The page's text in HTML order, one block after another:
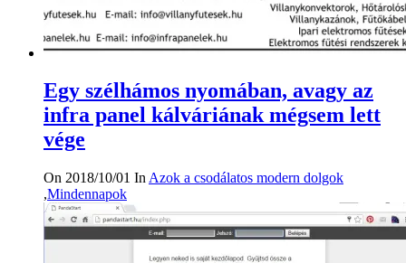
Egy szélhámos nyomában, avagy az
infra panel kálváriának mégsem lett
vége
On 2018/10/01 In Azok a csodálatos modern dolgok
,Mindennapok